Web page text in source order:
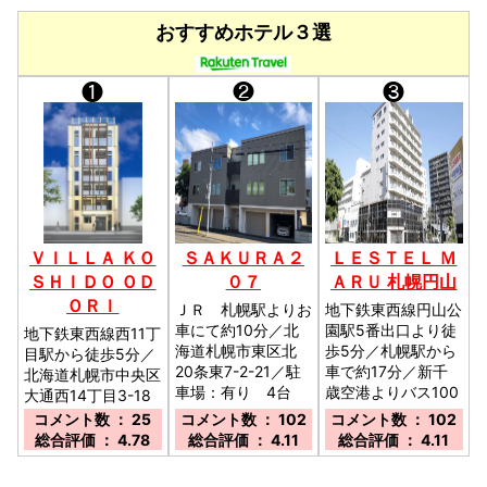
おすすめホテル３選
❶
ＶＩＬＬＡ ＫＯ
ＳＨＩＤＯ ＯＤ
ＯＲＩ
地下鉄東西線西11丁
目駅から徒歩5分／
北海道札幌市中央区
大通西14丁目3-18
／駐車場：無し／
コメント数 ： 25
総合評価 ： 4.78
❷
ＳＡＫＵＲＡ２
０７
ＪＲ 札幌駅よりお
車にて約10分／北
海道札幌市東区北
20条東7-2-21／駐
車場：有り 4台
要予約 ※冬季間は
雪の状況によりご利
用頂けない場合が御
コメント数 ： 102
総合評価 ： 4.11
❸
ＬＥＳＴＥＬ Ｍ
ＡＲＵ 札幌円山
地下鉄東西線円山公
園駅5番出口より徒
歩5分／札幌駅から
車で約17分／新千
歳空港よりバス100
分／北海道札幌市中
央区大通西23-1-1-
3F／駐車場：当ホ
コメント数 ： 102
総合評価 ： 4.11